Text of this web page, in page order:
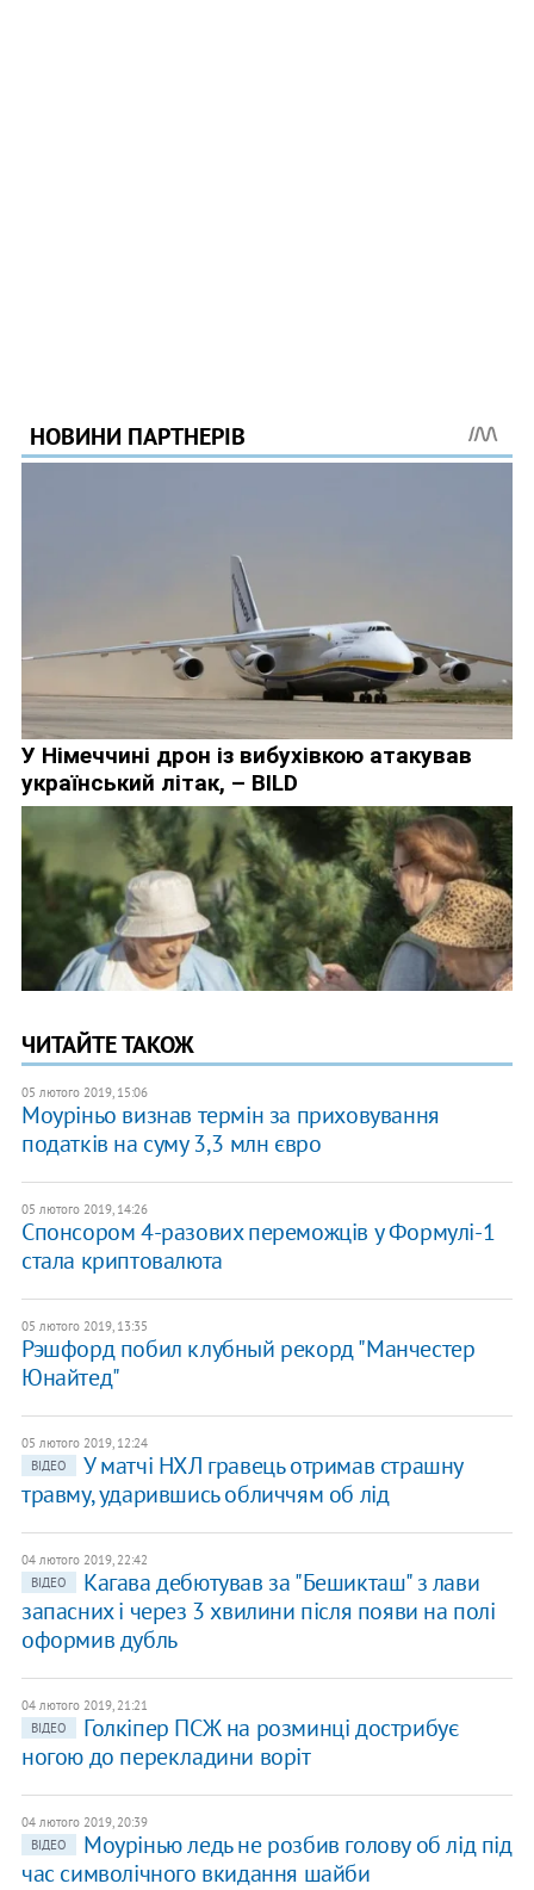
ЧИТАЙТЕ ТАКОЖ
05 лютого 2019, 15:06
Моуріньо визнав термін за приховування
податків на суму 3,3 млн євро
05 лютого 2019, 14:26
Спонсором 4-разових переможців у Формулі-1
стала криптовалюта
05 лютого 2019, 13:35
Рэшфорд побил клубный рекорд "Манчестер
Юнайтед"
05 лютого 2019, 12:24
ВІДЕО
У матчі НХЛ гравець отримав страшну
травму, ударившись обличчям об лід
04 лютого 2019, 22:42
ВІДЕО
Кагава дебютував за "Бешикташ" з лави
запасних і через 3 хвилини після появи на полі
оформив дубль
04 лютого 2019, 21:21
ВІДЕО
Голкіпер ПСЖ на розминці дострибує
ногою до перекладини воріт
04 лютого 2019, 20:39
ВІДЕО
Моурінью ледь не розбив голову об лід під
час символічного вкидання шайби